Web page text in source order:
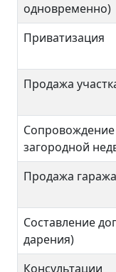
одновременно)
Приватизация
Продажа
Сопровождение
загородной
Продажа
Составление
дарения)
Консультации